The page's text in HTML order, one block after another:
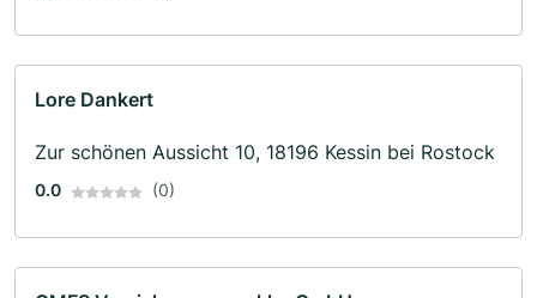
Lore Dankert
Zur schönen Aussicht 10, 18196 Kessin bei Rostock
0.0 (0)